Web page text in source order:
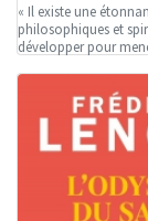
« Il existe une
philosophiques et
développer pour